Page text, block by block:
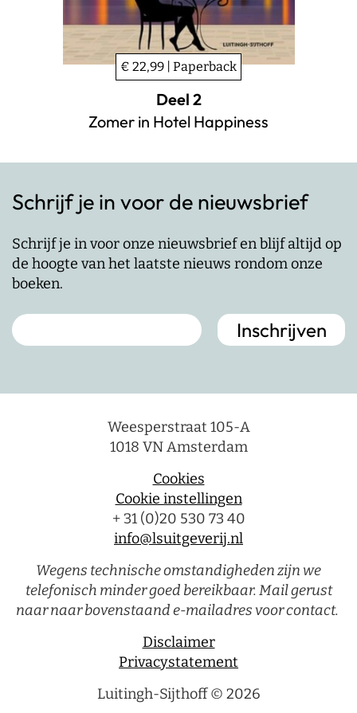
€ 22,99 | Paperback
Deel 2
Zomer in Hotel Happiness
Schrijf je in voor de nieuwsbrief
Schrijf je in voor onze nieuwsbrief en blijf altijd op
de hoogte van het laatste nieuws rondom onze
boeken.
Weesperstraat 105-A
1018 VN Amsterdam
Cookies
Cookie instellingen
+ 31 (0)20 530 73 40
info@lsuitgeverij.nl
Wegens technische omstandigheden zijn we
telefonisch minder goed bereikbaar. Mail gerust
naar naar bovenstaand e-mailadres voor contact.
Disclaimer
Privacystatement
Luitingh-Sijthoff © 2026